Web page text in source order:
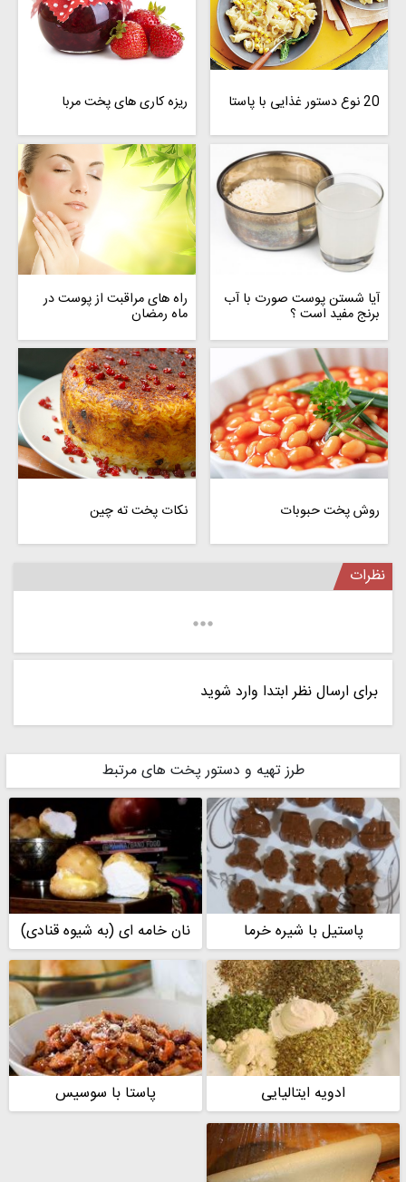
20 نوع دستور غذایی با پاستا ریزه کاری های پخت مربا
آیا شستن پوست صورت با آب
برنج مفید است ؟
راه های مراقبت از پوست در
ماه رمضان
روش پخت حبوبات نکات پخت ته چین
نظرات
برای ارسال نظر ابتدا وارد شوید
طرز تهیه و دستور پخت های مرتبط
پاستیل با شیره خرما نان خامه ای (به شیوه قنادی)
ادویه ایتالیایی پاستا با سوسیس